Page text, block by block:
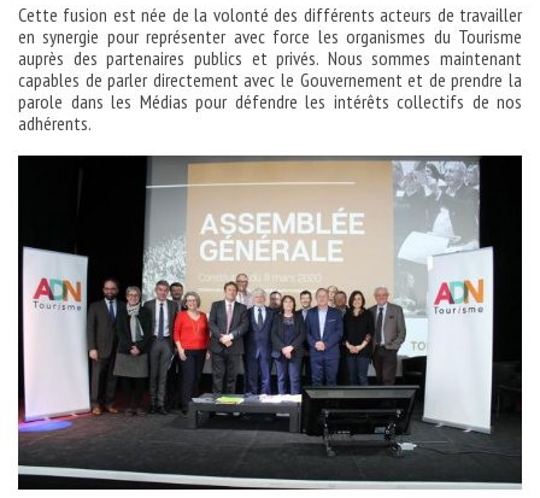
Cette fusion est née de la volonté des différents acteurs de travailler
en synergie pour représenter avec force les organismes du Tourisme
auprès des partenaires publics et privés. Nous sommes maintenant
capables de parler directement avec le Gouvernement et de prendre la
parole dans les Médias pour défendre les intérêts collectifs de nos
adhérents.